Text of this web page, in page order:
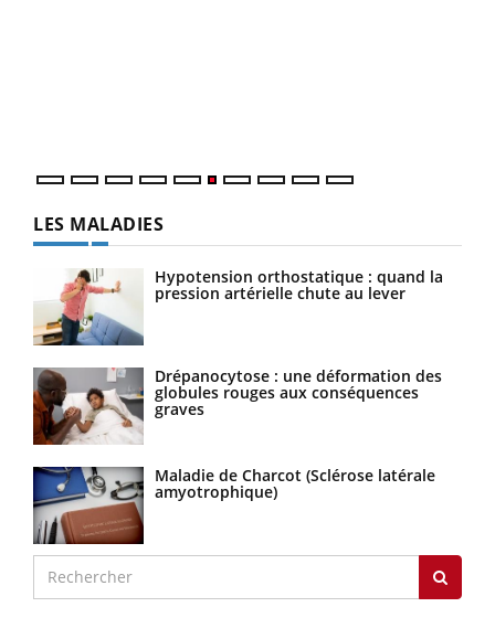
LES MALADIES
Hypotension orthostatique : quand la
pression artérielle chute au lever
Drépanocytose : une déformation des
globules rouges aux conséquences
graves
Maladie de Charcot (Sclérose latérale
amyotrophique)